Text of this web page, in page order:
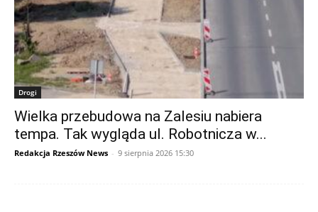
Drogi
Wielka przebudowa na Zalesiu nabiera
tempa. Tak wygląda ul. Robotnicza w...
Redakcja Rzeszów News - 9 sierpnia 2026 15:30